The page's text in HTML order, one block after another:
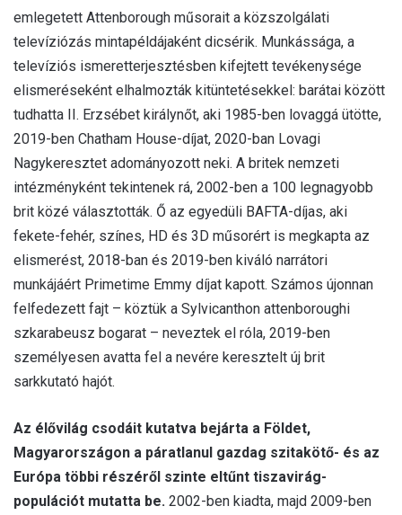
emlegetett Attenborough műsorait a közszolgálati
televíziózás mintapéldájaként dicsérik. Munkássága, a
televíziós ismeretterjesztésben kifejtett tevékenysége
elismeréseként elhalmozták kitüntetésekkel: barátai között
tudhatta II. Erzsébet királynőt, aki 1985-ben lovaggá ütötte,
2019-ben Chatham House-díjat, 2020-ban Lovagi
Nagykeresztet adományozott neki. A britek nemzeti
intézményként tekintenek rá, 2002-ben a 100 legnagyobb
brit közé választották. Ő az egyedüli BAFTA-díjas, aki
fekete-fehér, színes, HD és 3D műsorért is megkapta az
elismerést, 2018-ban és 2019-ben kiváló narrátori
munkájáért Primetime Emmy díjat kapott. Számos újonnan
felfedezett fajt – köztük a Sylvicanthon attenboroughi
szkarabeusz bogarat – neveztek el róla, 2019-ben
személyesen avatta fel a nevére keresztelt új brit
sarkkutató hajót.
Az élővilág csodáit kutatva bejárta a Földet,
Magyarországon a páratlanul gazdag szitakötő- és az
Európa többi részéről szinte eltűnt tiszavirág-
populációt mutatta be. 2002-ben kiadta, majd 2009-ben